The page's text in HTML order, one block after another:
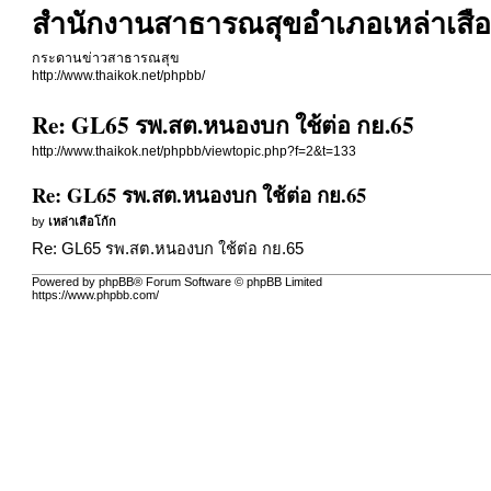
สำนักงานสาธารณสุขอำเภอเหล่าเสื
กระดานข่าวสาธารณสุข
http://www.thaikok.net/phpbb/
Re: GL65 รพ.สต.หนองบก ใช้ต่อ กย.65
http://www.thaikok.net/phpbb/viewtopic.php?f=2&t=133
Re: GL65 รพ.สต.หนองบก ใช้ต่อ กย.65
byเหล่าเสือโก้ก
Re: GL65 รพ.สต.หนองบก ใช้ต่อ กย.65
Powered by phpBB® Forum Software © phpBB Limited
https://www.phpbb.com/